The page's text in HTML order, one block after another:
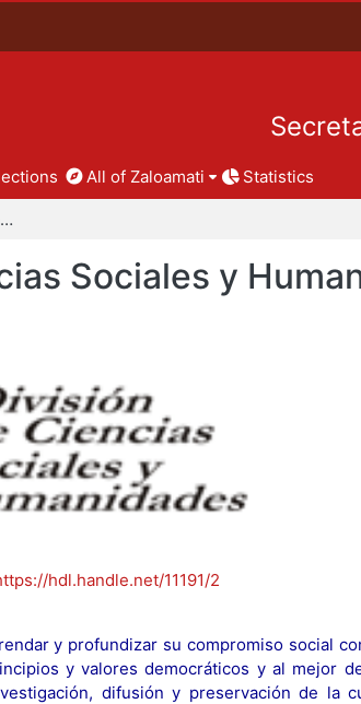
All of Zaloamati Statistics
División de Ciencias Sociales y Humanidades
Sociales y
hdl.handle.net/11191/2
y profundizar su compromiso social
y valores democráticos y al mejor
difusión y preservación de